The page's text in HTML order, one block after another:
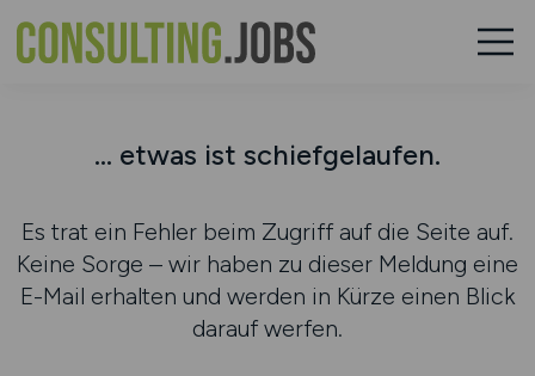
... etwas ist schiefgelaufen.
Es trat ein Fehler beim Zugriff auf die Seite auf.
Keine Sorge – wir haben zu dieser Meldung eine
E-Mail erhalten und werden in Kürze einen Blick
darauf werfen.